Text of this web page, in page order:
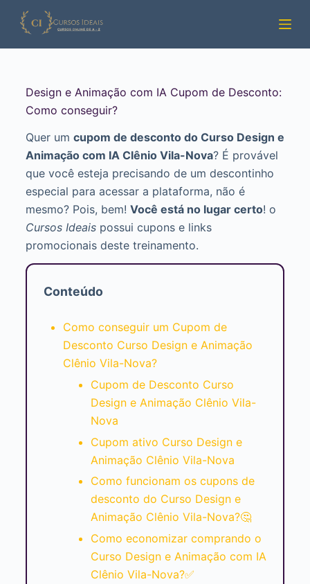
Pular
para
Design e Animação com IA Cupom de Desconto:
Como conseguir?
Quer um cupom de desconto do Curso Design e
Animação com IA Clênio Vila-Nova? É provável
que você esteja precisando de um descontinho
especial para acessar a plataforma, não é
mesmo? Pois, bem! Você está no lugar certo! o
Cursos Ideaispossui cupons e links
promocionais deste treinamento.
Conteúdo
Como conseguir um Cupom de
Desconto Curso Design e Animação
Clênio Vila-Nova?
Cupom de Desconto Curso
Design e Animação Clênio Vila-
Nova
Cupom ativo Curso Design e
Animação Clênio Vila-Nova
Como funcionam os cupons de
desconto do Curso Design e
Animação Clênio Vila-Nova?🤔
Como economizar comprando o
Curso Design e Animação com IA
Clênio Vila-Nova?✅